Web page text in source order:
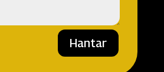
Hantar